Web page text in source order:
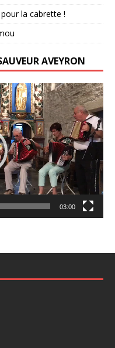
la cabrette !
AVEYRON
03:00